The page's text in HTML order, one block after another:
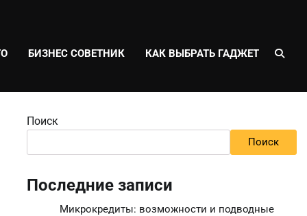
БИЗНЕС СОВЕТНИК КАК ВЫБРАТЬ ГАДЖЕТ
Поиск
Поиск
Последние записи
Микрокредиты: возможности и подводные